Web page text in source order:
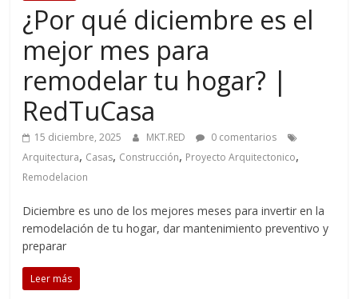
¿Por qué diciembre es el
mejor mes para
remodelar tu hogar? |
RedTuCasa
15 diciembre, 2025 MKT.RED
0 comentarios
Arquitectura, Casas, Construcción, Proyecto Arquitectonico,
Remodelacion
Diciembre es uno de los mejores meses para invertir en la
remodelación de tu hogar, dar mantenimiento preventivo y
preparar
Leer más